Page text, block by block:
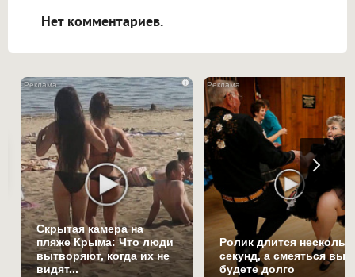
Нет комментариев.
i
Скрытая камера на
пляже Крыма: Что люди
вытворяют, когда их не
видят...
Ролик длится
секунд, а смеяться вы
будете долго